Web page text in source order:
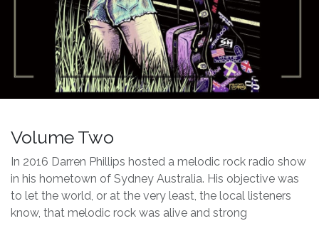
Volume Two
In 2016 Darren Phillips hosted a melodic rock radio show
in his hometown of Sydney Australia. His objective was
to let the world, or at the very least, the local listeners
know, that melodic rock was alive and strong